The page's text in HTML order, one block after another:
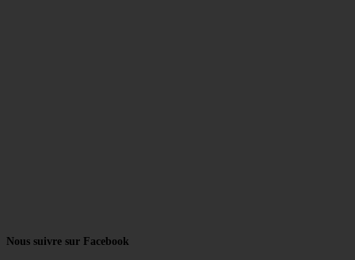
Nous suivre sur Facebook